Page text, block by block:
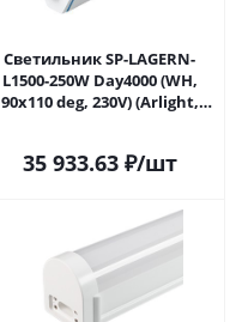
Светильник SP-LAGERN-
L1500-250W Day4000 (WH,
90х110 deg, 230V) (Arlight,
35 933.63₽/шт